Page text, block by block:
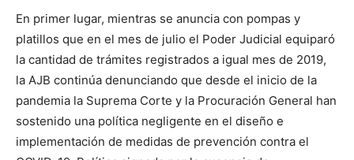
En primer lugar, mientras se anuncia con pompas y
platillos que en el mes de julio el Poder Judicial equiparó
la cantidad de trámites registrados a igual mes de 2019,
la AJB continúa denunciando que desde el inicio de la
pandemia la Suprema Corte y la Procuración General han
sostenido una política negligente en el diseño e
implementación de medidas de prevención contra el